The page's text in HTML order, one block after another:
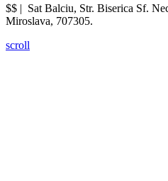
$$ | Sat Balciu, Str. Biserica Sf.
Miroslava, 707305.
scroll